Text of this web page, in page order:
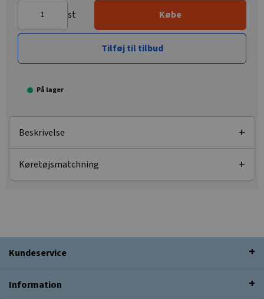
st Købe
Tilføj til tilbud
På lager
Beskrivelse
Køretøjsmatchning
Kundeservice
Information